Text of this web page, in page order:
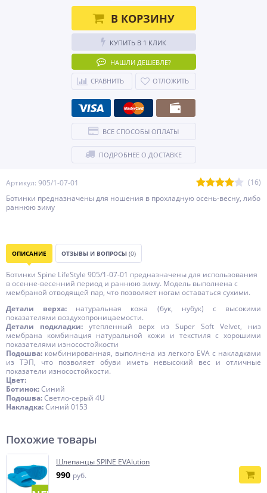
Артикул: 905/1-07-01
(16)
Ботинки предназначены для ношения в прохладную осень-весну, либо
раннюю зиму
В КОРЗИНУ
КУПИТЬ В 1 КЛИК
НАШЛИ ДЕШЕВЛЕ?
СРАВНИТЬ ОТЛОЖИТЬ
ВСЕ СПОСОБЫ ОПЛАТЫ
ПОДРОБНЕЕ О ДОСТАВКЕ
ОПИСАНИЕ ОТЗЫВЫ И ВОПРОСЫ (0)
Ботинки Spine LifeStyle 905/1-07-01 предназначены для использования
в осенне-весенний период и раннюю зиму. Модель выполнена с
мембраной отводящей пар, что позволяет ногам оставаться сухими.
Детали верха: натуральная кожа (бук, нубук) с высокими
показателями воздухопроницаемости.
Детали подкладки: утепленный верх из Super Soft Velvet, низ
мембрана комбинация натуральной кожи и текстиля с хорошими
показателями износостойкости
Подошва: комбинированная, выполнена из легкого EVA с накладками
из ТЭП, что позволяет обуви иметь невысокий вес и отличные
показатели износостойкости.
Цвет:
Ботинок:Синий
Подошва:Светло-серый 4U
Накладка:Синий 0153
Похожие товары
Шлепанцы SPINE EVAlution
990 руб.